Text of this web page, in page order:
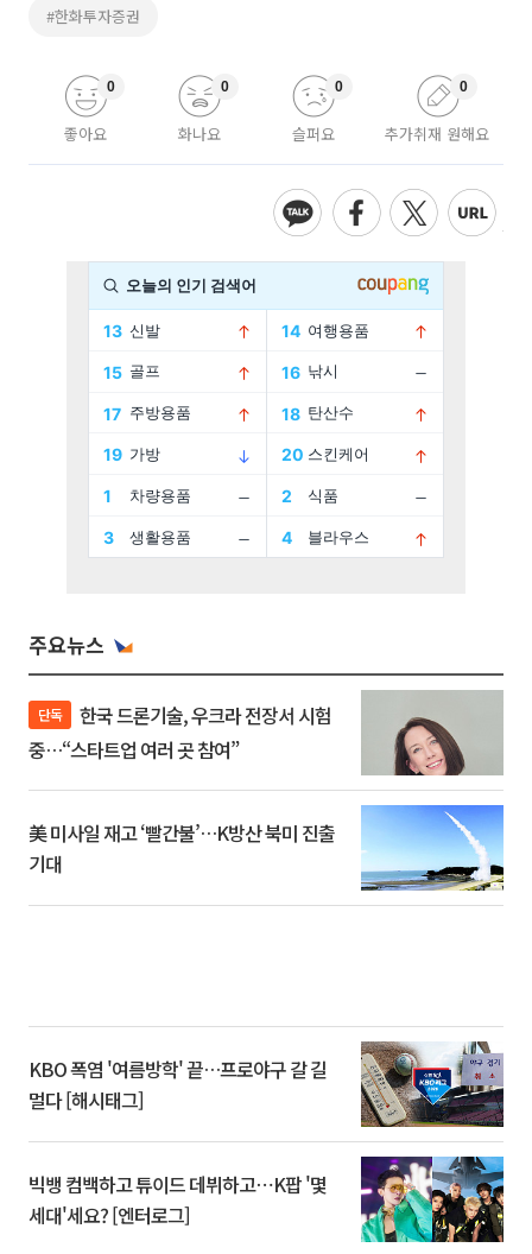
#한화투자증권
좋아요
0
화나요
0
슬퍼요
0
추가취재 원해요
0
주요뉴스
단독
중…“스타트업 여러 곳 참여”
美 미사일 재고 ‘빨간불’…K방산 북미 진출
기대
KBO 폭염 '여름방학' 끝…프로야구 갈 길
멀다 [해시태그]
빅뱅 컴백하고 튜이드 데뷔하고⋯K팝 '몇
세대'세요? [엔터로그]